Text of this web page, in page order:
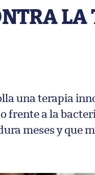
LA
una terapia
frente a la
meses y que